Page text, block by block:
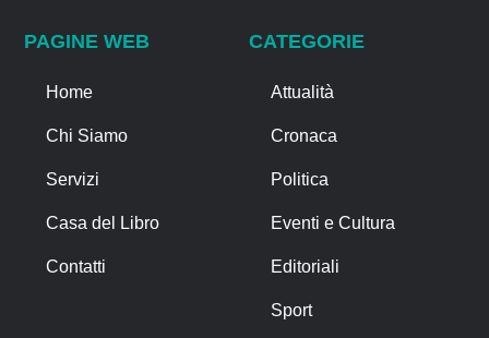
PAGINE WEB
Home
Chi Siamo
Servizi
Casa del Libro
Contatti
CATEGORIE
Attualità
Cronaca
Politica
Eventi e Cultura
Editoriali
Sport